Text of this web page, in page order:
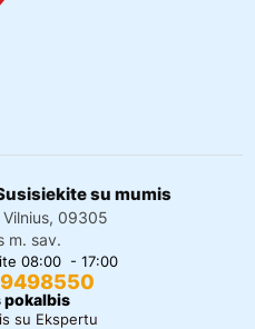
su mumis
Vilnius, 09305
m. sav.
08:00 - 17:00
pokalbis
su Ekspertu